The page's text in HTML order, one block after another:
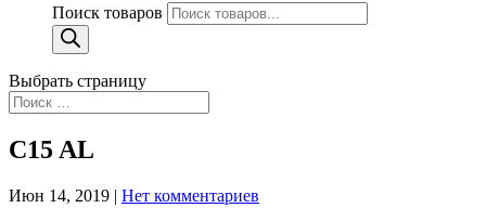
Поиск товаров
Выбрать страницу
C15 AL
Июн 14, 2019 | Нет комментариев